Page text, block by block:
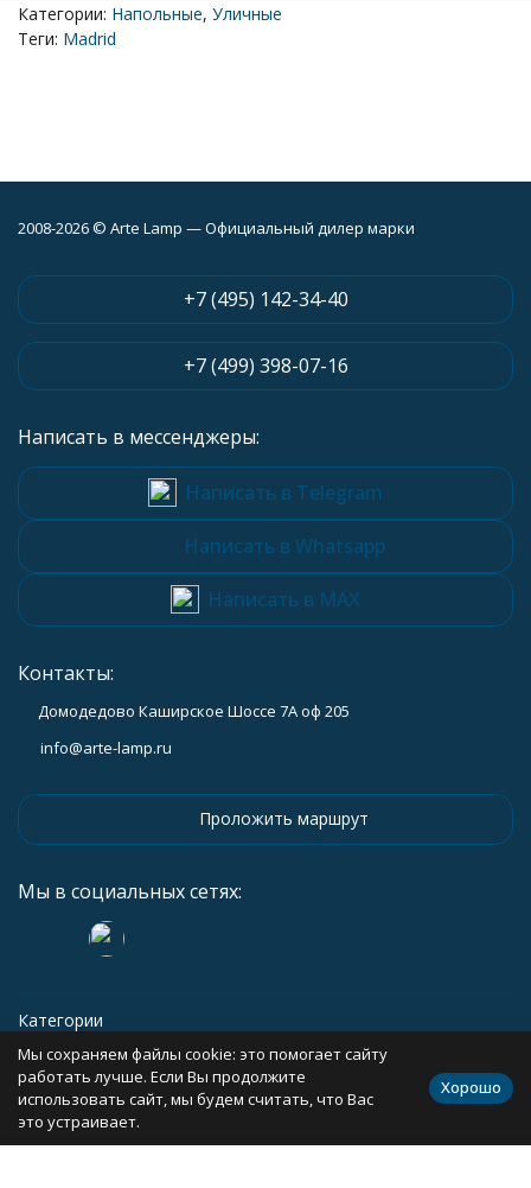
Категории: Напольные, Уличные
Теги: Madrid
2008-2026 © Arte Lamp — Официальный дилер марки
+7 (495) 142-34-40
+7 (499) 398-07-16
Написать в мессенджеры:
Написать в Telegram
Написать в Whatsapp
Написать в MAX
Контакты:
Домодедово Каширское Шоссе 7А оф 205
info@arte-lamp.ru
Проложить маршрут
Мы в социальных сетях:
Категории
Информация
Политика персональных данных Карта сайта
Мы сохраняем файлы cookie: это помогает сайту
работать лучше. Если Вы продолжите
использовать сайт, мы будем считать, что Вас
это устраивает.
Хорошо